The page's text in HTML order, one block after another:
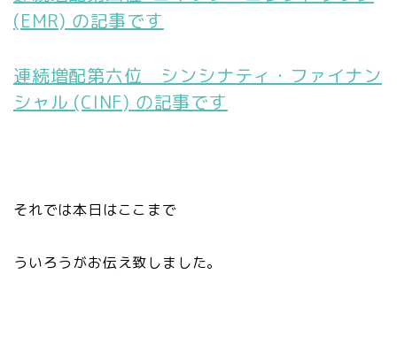
(EMR) の記事です
連続増配第六位 シンシナティ・ファイナン
シャル (CINF) の記事です
それでは本日はここまで
ういろうがお伝え致しました。